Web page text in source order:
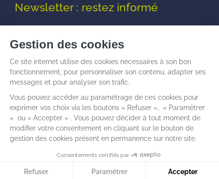
Newsletter : restez informé
© Talenz -Informations légales IPolitique de
confidentialité